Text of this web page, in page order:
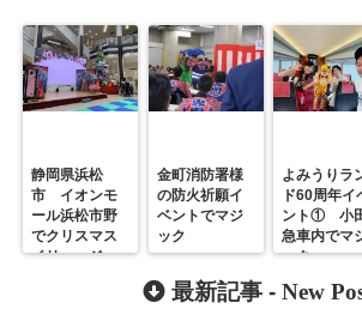
静岡県浜松
市 イオンモ
ール浜松市野
でクリスマス
イリュージョ
金町消防署様
の防火祈願イ
ベントでマジ
ック
よみうりラ
ド60周年イ
ント① 小
急車内でマ
ック
最新記事 - New